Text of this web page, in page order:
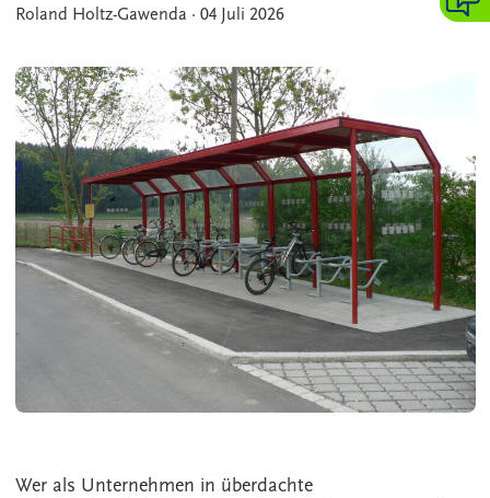
Roland Holtz-Gawenda · 04 Juli 2026
Wer als Unternehmen in überdachte